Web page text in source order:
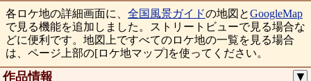
各ロケ地の詳細画面に、 全国風景ガイドの地図とGoogleMap
で見る機能を追加しました。ストリートビューで見る場合な
どに便利です。地図上ですべてのロケ地の一覧を見る場合
は、ページ上部の[ロケ地マップ]を使ってください。
作品情報 ▼